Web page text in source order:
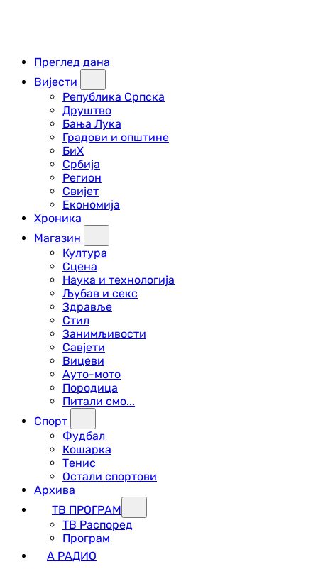
Преглед дана
Вијести
Република Српска
Друштво
Бања Лука
Градови и општине
БиХ
Србија
Регион
Свијет
Економија
Хроника
Магазин
Култура
Сцена
Наука и технологија
Љубав и секс
Здравље
Стил
Занимљивости
Савјети
Вицеви
Ауто-мото
Породица
Питали смо...
Спорт
Фудбал
Кошарка
Тенис
Остали спортови
Архива
ТВ ПРОГРАМ
ТВ Распоред
Програм
А РАДИО